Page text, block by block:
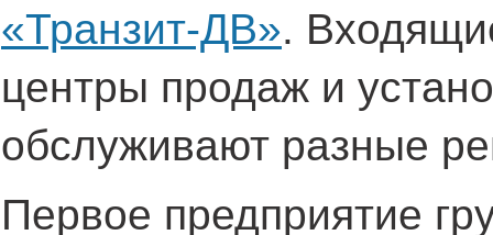
«Транзит-ДВ».
центры продаж и
обслуживают разные
Первое предприятие